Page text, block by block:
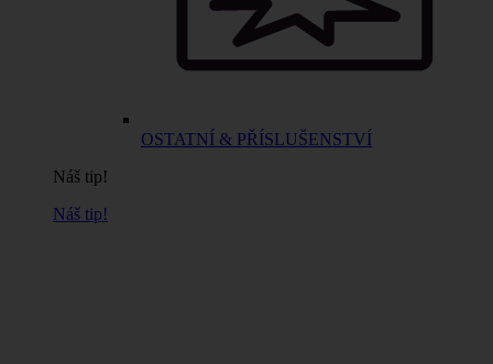
OSTATNÍ & PŘÍSLUŠENSTVÍ
Náš tip!
Náš tip!